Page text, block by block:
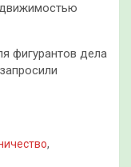
фигурантов дела
,